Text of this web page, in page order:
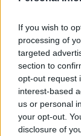
If you wish to
processing of
targeted
section to
opt-out request
interest-based
us or personal
your opt-out.
disclosure of
Pui cu sos